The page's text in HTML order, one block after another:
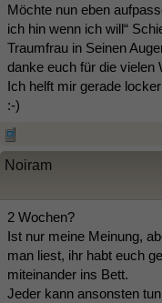
Möchte nun eben
ich hin wenn ich will“
Traumfrau in Seinen
danke euch für die vielen
Ich helft mir gerade
:-)
Noiram
2 Wochen?
Ist nur meine Meinung,
man liest, ihr habt euch
miteinander ins Bett.
Jeder kann ansonsten